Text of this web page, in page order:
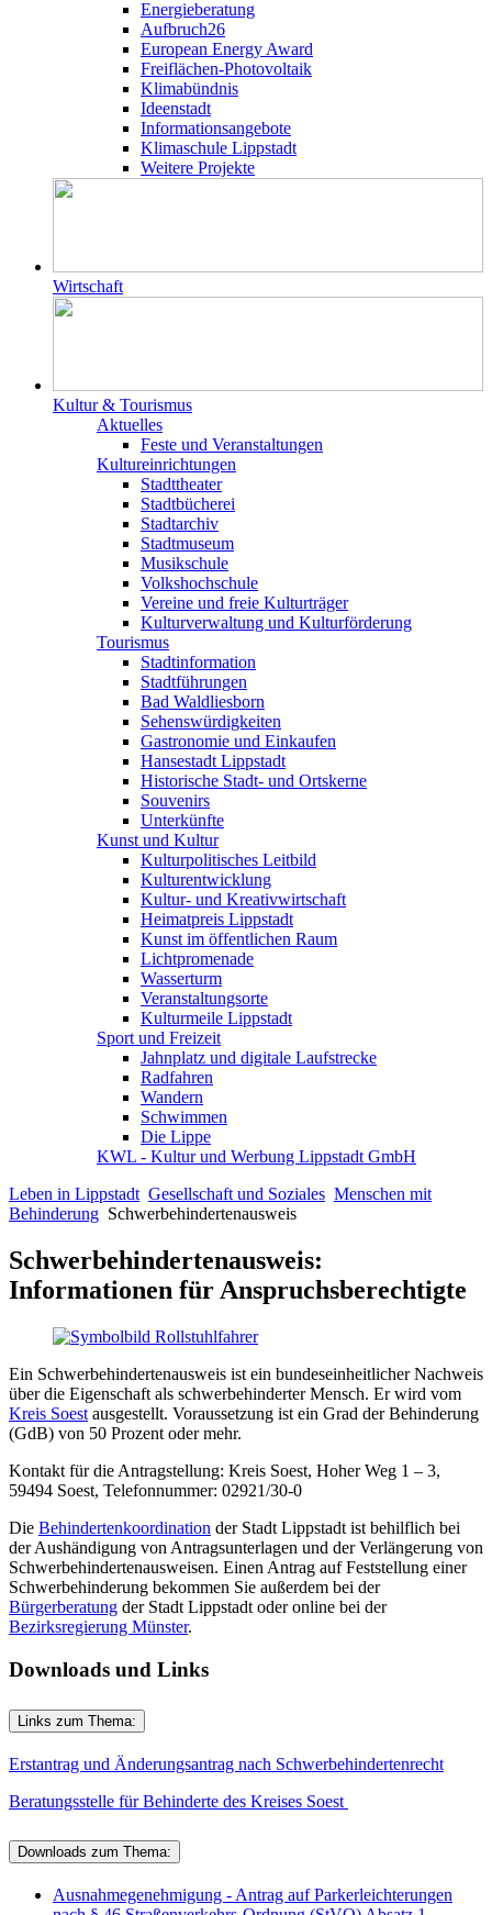
Energieberatung
Aufbruch26
European Energy Award
Freiflächen-Photovoltaik
Klimabündnis
Ideenstadt
Informationsangebote
Klimaschule Lippstadt
Weitere Projekte
Wirtschaft
Kultur & Tourismus
Aktuelles
Feste und Veranstaltungen
Kultureinrichtungen
Stadttheater
Stadtbücherei
Stadtarchiv
Stadtmuseum
Musikschule
Volkshochschule
Vereine und freie Kulturträger
Kulturverwaltung und Kulturförderung
Tourismus
Stadtinformation
Stadtführungen
Bad Waldliesborn
Sehenswürdigkeiten
Gastronomie und Einkaufen
Hansestadt Lippstadt
Historische Stadt- und Ortskerne
Souvenirs
Unterkünfte
Kunst und Kultur
Kulturpolitisches Leitbild
Kulturentwicklung
Kultur- und Kreativwirtschaft
Heimatpreis Lippstadt
Kunst im öffentlichen Raum
Lichtpromenade
Wasserturm
Veranstaltungsorte
Kulturmeile Lippstadt
Sport und Freizeit
Jahnplatz und digitale Laufstrecke
Radfahren
Wandern
Schwimmen
Die Lippe
KWL - Kultur und Werbung Lippstadt GmbH
Leben in Lippstadt Gesellschaft und Soziales Menschen mit
Behinderung Schwerbehindertenausweis
Schwerbehindertenausweis:
Informationen für Anspruchsberechtigte
Ein Schwerbehindertenausweis ist ein bundeseinheitlicher Nachweis
über die Eigenschaft als schwerbehinderter Mensch. Er wird vom
Kreis Soest ausgestellt. Voraussetzung ist ein Grad der Behinderung
(GdB) von 50 Prozent oder mehr.
Kontakt für die Antragstellung: Kreis Soest, Hoher Weg 1 – 3,
59494 Soest, Telefonnummer: 02921/30-0
Die Behindertenkoordination der Stadt Lippstadt ist behilflich bei
der Aushändigung von Antragsunterlagen und der Verlängerung von
Schwerbehindertenausweisen. Einen Antrag auf Feststellung einer
Schwerbehinderung bekommen Sie außerdem bei der
Bürgerberatung der Stadt Lippstadt oder online bei der
Bezirksregierung Münster.
Downloads und Links
Links zum Thema:
Erstantrag und Änderungsantrag nach Schwerbehindertenrecht
Beratungsstelle für Behinderte des Kreises Soest
Downloads zum Thema:
Ausnahmegenehmigung - Antrag auf Parkerleichterungen